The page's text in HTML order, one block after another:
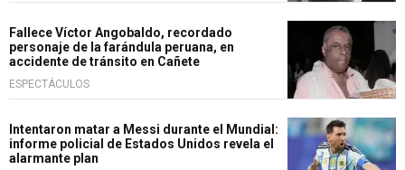
Fallece Víctor Angobaldo, recordado
personaje de la farándula peruana, en
accidente de tránsito en Cañete
ESPECTÁCULOS
Intentaron matar a Messi durante el Mundial:
informe policial de Estados Unidos revela el
alarmante plan